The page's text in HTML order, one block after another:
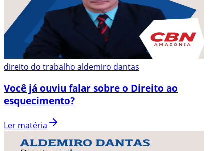
direito do trabalho aldemiro dantas
Você já ouviu falar sobre o Direito ao
esquecimento?
Ler matéria